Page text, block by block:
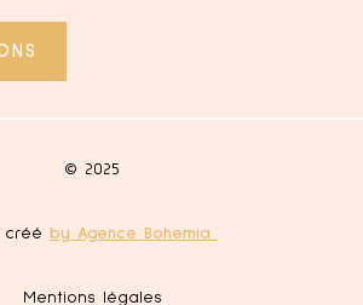
© 2025
créé by Agence Bohemia
Mentions légales